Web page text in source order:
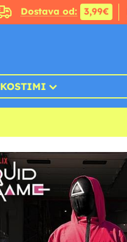
Dostava od: 3,99€
KOSTIMI